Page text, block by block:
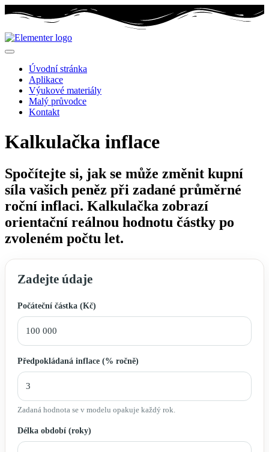
Úvodní stránka
Aplikace
Výukové materiály
Malý průvodce
Kontakt
Kalkulačka inflace
Spočítejte si, jak se může změnit kupní
síla vašich peněz při zadané průměrné
roční inflaci. Kalkulačka zobrazí
orientační reálnou hodnotu částky po
zvoleném počtu let.
Zadejte údaje
Počáteční částka (Kč)
Předpokládaná inflace (% ročně)
Zadaná hodnota se v modelu opakuje každý rok.
Délka období (roky)